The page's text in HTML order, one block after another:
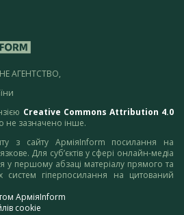
АГЕНТСТВО,
Creative Commons Attribution 4.0
не зазначено інше.
з сайту АрміяInform посилання на
Для суб’єктів у сфері онлайн-медіа
у першому абзаці матеріалу прямого та
систем гіперпосилання на цитований
АрміяInform
cookie